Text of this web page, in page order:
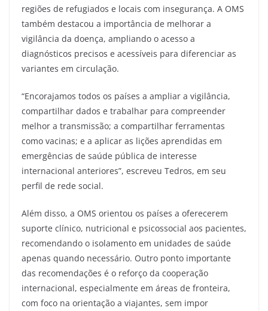
regiões de refugiados e locais com insegurança. A OMS
também destacou a importância de melhorar a
vigilância da doença, ampliando o acesso a
diagnósticos precisos e acessíveis para diferenciar as
variantes em circulação.
“Encorajamos todos os países a ampliar a vigilância,
compartilhar dados e trabalhar para compreender
melhor a transmissão; a compartilhar ferramentas
como vacinas; e a aplicar as lições aprendidas em
emergências de saúde pública de interesse
internacional anteriores”, escreveu Tedros, em seu
perfil de rede social.
Além disso, a OMS orientou os países a oferecerem
suporte clínico, nutricional e psicossocial aos pacientes,
recomendando o isolamento em unidades de saúde
apenas quando necessário. Outro ponto importante
das recomendações é o reforço da cooperação
internacional, especialmente em áreas de fronteira,
com foco na orientação a viajantes, sem impor